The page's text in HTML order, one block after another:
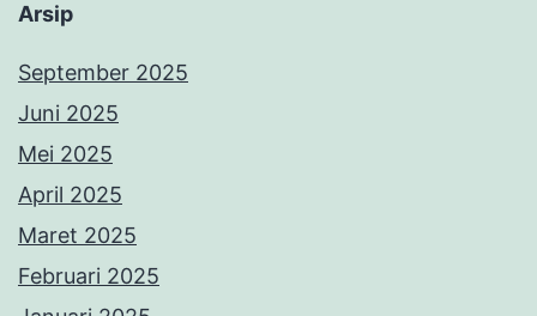
Arsip
September 2025
Juni 2025
Mei 2025
April 2025
Maret 2025
Februari 2025